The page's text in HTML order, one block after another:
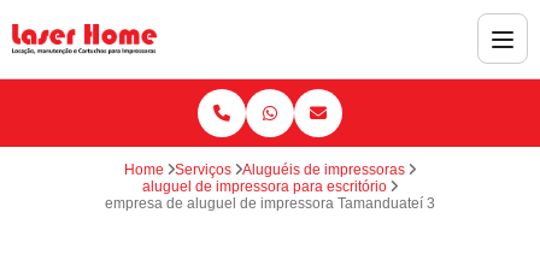
Home Serviços
Aluguéis de impressoras
aluguel de impressora para escritório
empresa de aluguel de impressora Tamanduateí 3